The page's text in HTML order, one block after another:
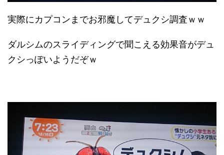
実際にカプコンまでお邪魔してデュクシ調査ｗｗ
ダルシムのスライディングで聞こえる効果音がデュ
クシっぽいようだぞｗ